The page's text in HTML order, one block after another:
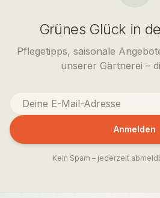
Grünes Glück in
Pflegetipps, saisonale
unserer Gärtnerei –
Anmelden
Kein Spam – jederzeit